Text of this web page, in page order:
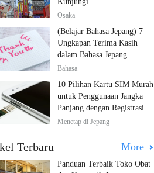
Osaka
(Belajar Bahasa Jepang) 7
Ungkapan Terima Kasih
dalam Bahasa Jepang
Bahasa
10 Pilihan Kartu SIM Murah
untuk Penggunaan Jangka
Panjang dengan Registrasi
Multibahasa!
Menetap di Jepang
Terbaru More
Panduan Terbaik Toko Obat